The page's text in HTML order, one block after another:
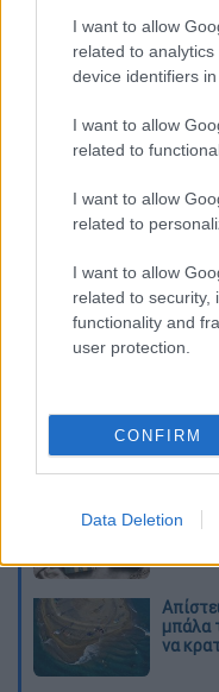
I want to allow
related to
device identifiers in
I want to allow
related to
I want to allow
related to
I want to allow
related to security,
functionality and
user protection.
CONFIRM
Data Deletion
ΕΘΝΟΣ θα παρεμβαίνει
Διαβάστε
γνώση,
μπάλα
να